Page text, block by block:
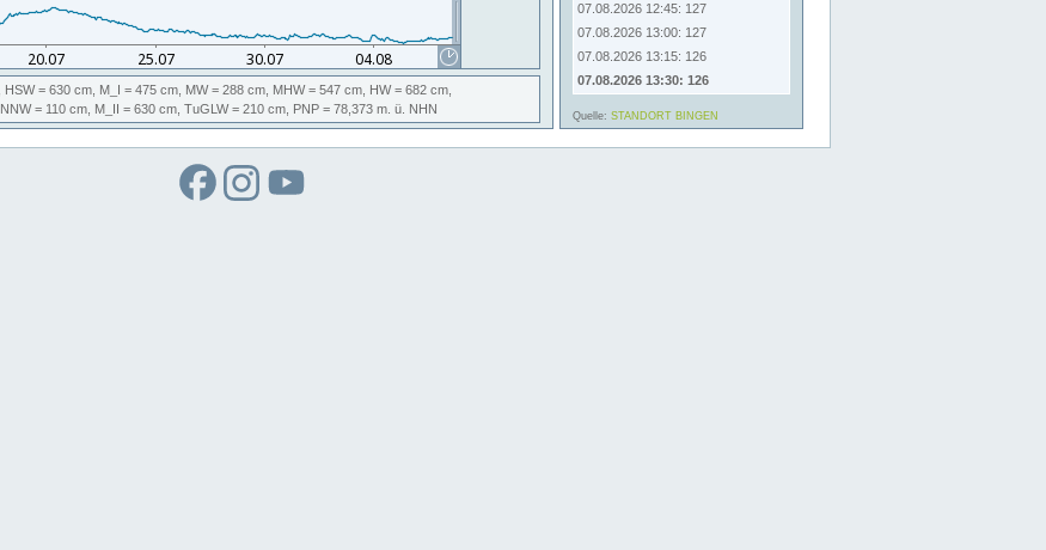
HSW= 630 cm, M_I = 475 cm, MW= 288 cm, MHW= 547 cm, HW= 682 cm,
NNW= 110 cm, M_II = 630 cm, TuGLW= 210 cm, PNP = 78,373 m. ü. NHN
07.08.2026 12:45: 127
07.08.2026 13:00: 127
07.08.2026 13:15: 126
07.08.2026 13:30: 126
Quelle: STANDORT BINGEN